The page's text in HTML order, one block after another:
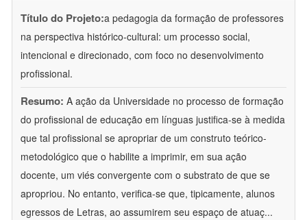
Título do Projeto:a pedagogia da formação de professores
na perspectiva histórico-cultural: um processo social,
intencional e direcionado, com foco no desenvolvimento
profissional.
Resumo: A ação da Universidade no processo de formação
do profissional de educação em línguas justifica-se à medida
que tal profissional se apropriar de um construto teórico-
metodológico que o habilite a imprimir, em sua ação
docente, um viés convergente com o substrato de que se
apropriou. No entanto, verifica-se que, tipicamente, alunos
egressos de Letras, ao assumirem seu espaço de atuaç...